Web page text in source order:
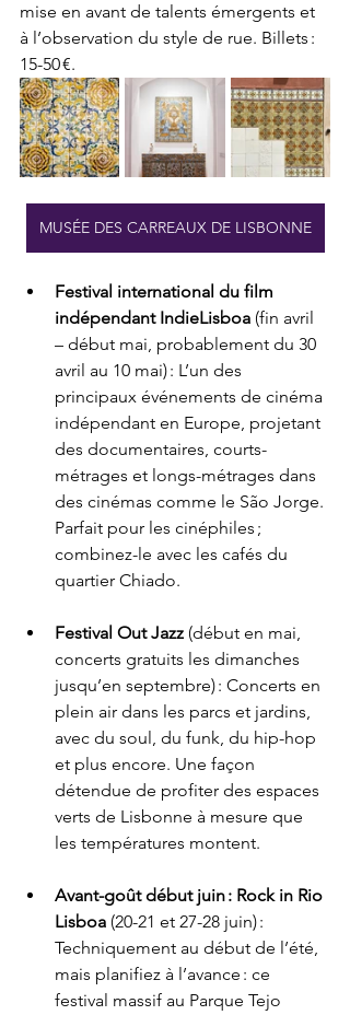
mise en avant de talents émergents et
à l’observation du style de rue. Billets :
15-50 €.
MUSÉE DES CARREAUX DE LISBONNE
Festival international du film
indépendant IndieLisboa (fin avril
– début mai, probablement du 30
avril au 10 mai) : L’un des
principaux événements de cinéma
indépendant en Europe, projetant
des documentaires, courts-
métrages et longs-métrages dans
des cinémas comme le São Jorge.
Parfait pour les cinéphiles ;
combinez-le avec les cafés du
quartier Chiado.
Festival Out Jazz (début en mai,
concerts gratuits les dimanches
jusqu’en septembre) : Concerts en
plein air dans les parcs et jardins,
avec du soul, du funk, du hip-hop
et plus encore. Une façon
détendue de profiter des espaces
verts de Lisbonne à mesure que
les températures montent.
Avant-goût début juin : Rock in Rio
Lisboa (20-21 et 27-28 juin) :
Techniquement au début de l’été,
mais planifiez à l’avance : ce
festival massif au Parque Tejo